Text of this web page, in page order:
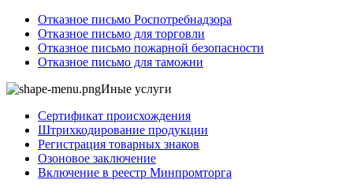
Отказное письмо Роспотребнадзора
Отказное письмо для торговли
Отказное письмо пожарной безопасности
Отказное письмо для таможни
Иные услуги
Сертификат происхождения
Штрихкодирование продукции
Регистрация товарных знаков
Озоновое заключение
Включение в реестр Минпромторга